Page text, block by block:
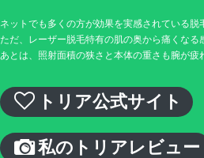
ネットでも多くの方が効果を実感されている脱
ただ、レーザー脱毛特有の肌の奥から痛くなる
あとは、照射面積の狭さと本体の重さも腕が疲
トリア公式サイト
私のトリアレビュー